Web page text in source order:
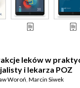
leków w
i lekarza POZ
Woroń, Marcin Siwek